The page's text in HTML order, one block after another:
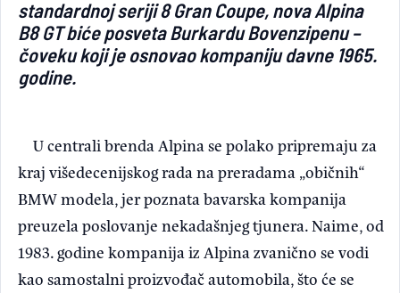
standardnoj seriji 8 Gran Coupe, nova Alpina
B8 GT biće posveta Burkardu Bovenzipenu –
čoveku koji je osnovao kompaniju davne 1965.
godine.
U centrali brenda Alpina se polako pripremaju za
kraj višedecenijskog rada na preradama „običnih“
BMW modela, jer poznata bavarska kompanija
preuzela poslovanje nekadašnjeg tjunera. Naime, od
1983. godine kompanija iz Alpina zvanično se vodi
kao samostalni proizvođač automobila, što će se